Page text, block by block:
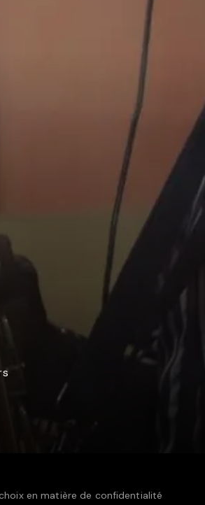
en matière de confidentialité